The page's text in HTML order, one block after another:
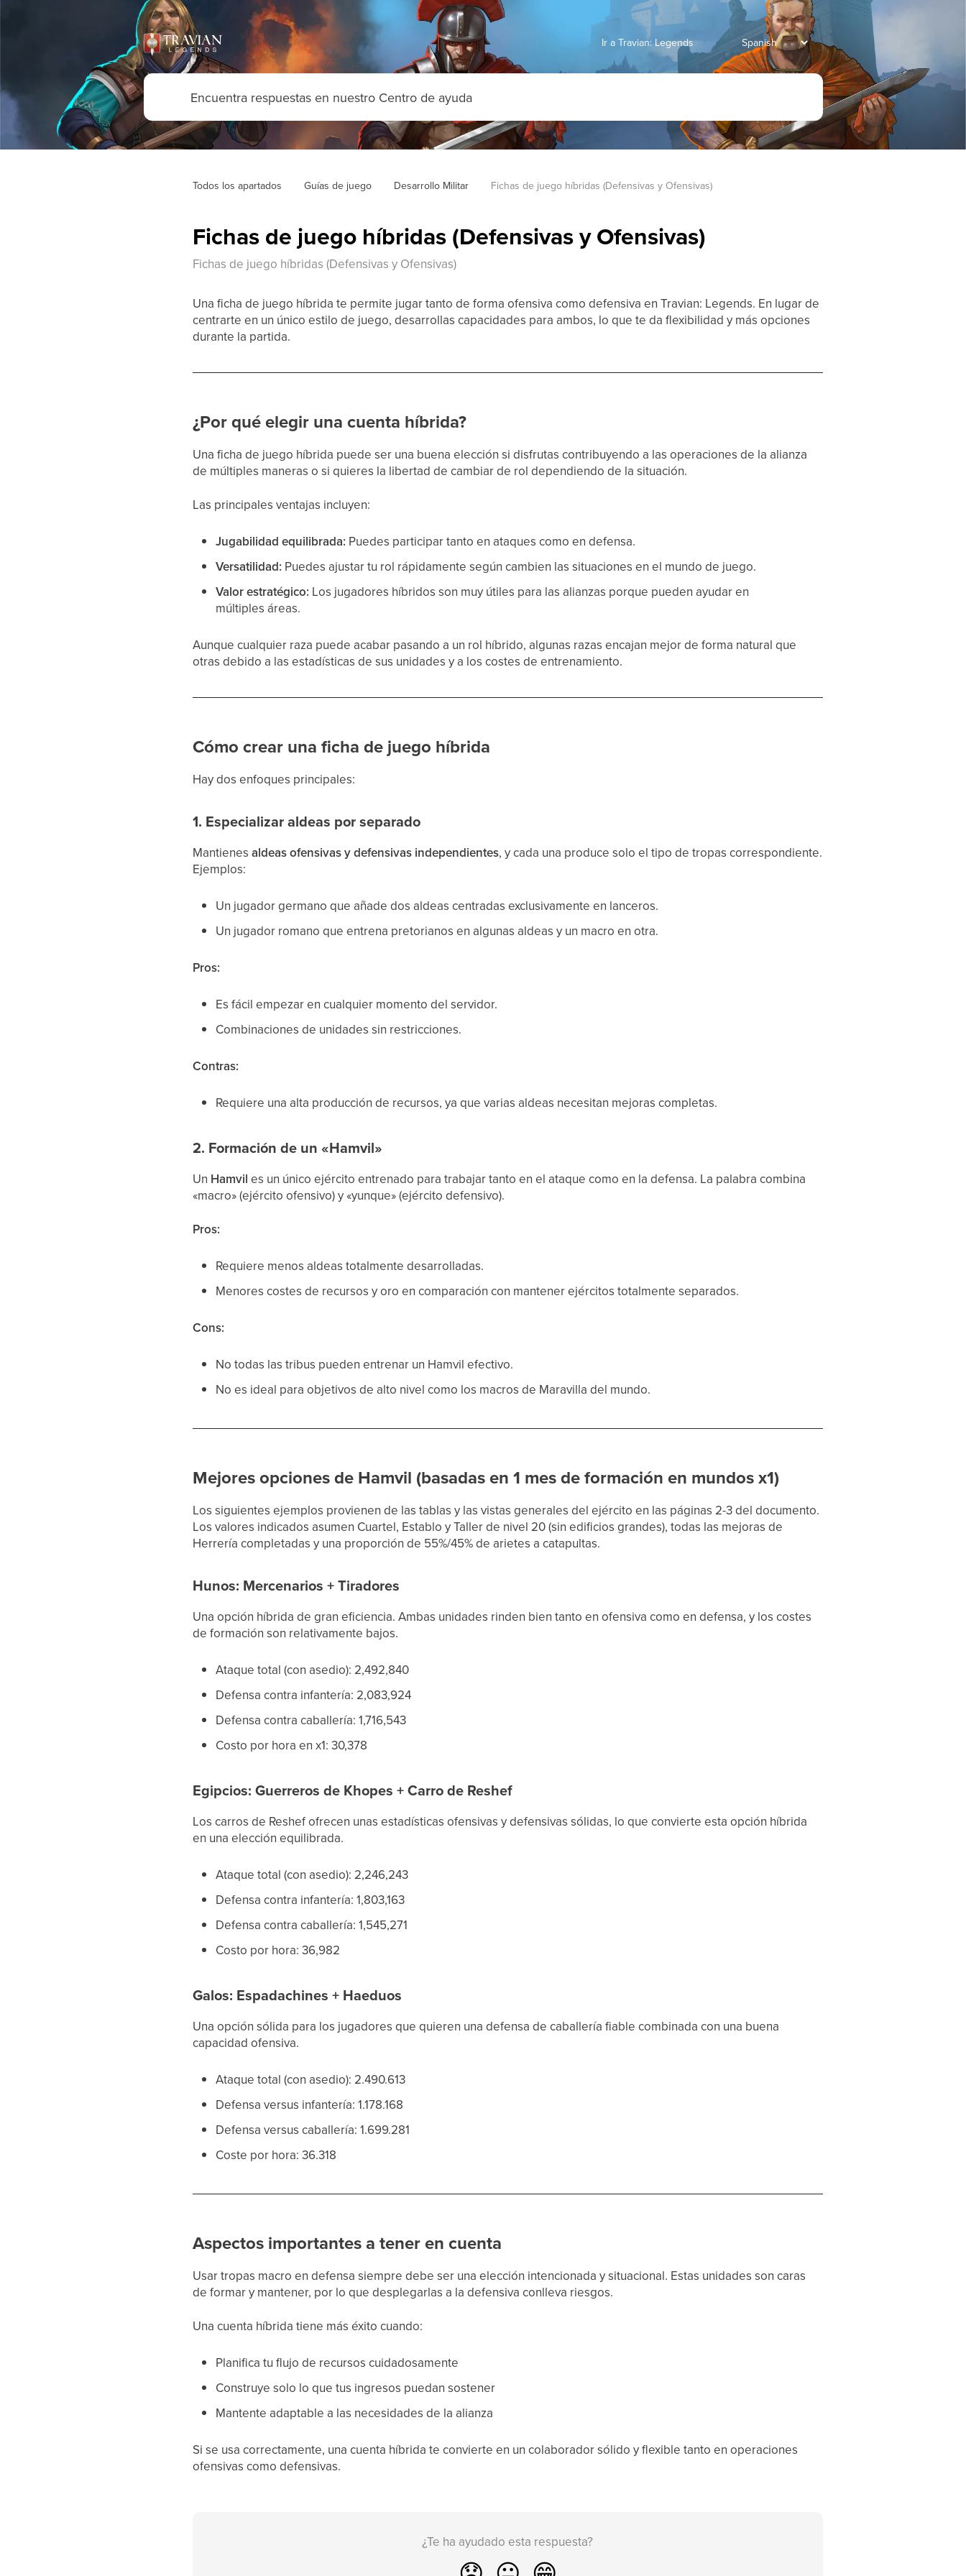
Ir a Travian: Legends
Todos los apartados Guías de juego Desarrollo Militar Fichas de juego híbridas (Defensivas y Ofensivas)
Fichas de juego híbridas (Defensivas y Ofensivas)
Fichas de juego híbridas (Defensivas y Ofensivas)
Una ficha de juego híbrida te permite jugar tanto de forma ofensiva como defensiva en Travian: Legends. En lugar de
centrarte en un único estilo de juego, desarrollas capacidades para ambos, lo que te da flexibilidad y más opciones
durante la partida.
¿Por qué elegir una cuenta híbrida?
Una ficha de juego híbrida puede ser una buena elección si disfrutas contribuyendo a las operaciones de la alianza
de múltiples maneras o si quieres la libertad de cambiar de rol dependiendo de la situación.
Las principales ventajas incluyen:
Jugabilidad equilibrada: Puedes participar tanto en ataques como en defensa.
Versatilidad: Puedes ajustar tu rol rápidamente según cambien las situaciones en el mundo de juego.
Valor estratégico: Los jugadores híbridos son muy útiles para las alianzas porque pueden ayudar en
múltiples áreas.
Aunque cualquier raza puede acabar pasando a un rol híbrido, algunas razas encajan mejor de forma natural que
otras debido a las estadísticas de sus unidades y a los costes de entrenamiento.
Cómo crear una ficha de juego híbrida
Hay dos enfoques principales:
1. Especializar aldeas por separado
Mantienesaldeas ofensivas y defensivas independientes, y cada una produce solo el tipo de tropas correspondiente.
Ejemplos:
Un jugador germano que añade dos aldeas centradas exclusivamente en lanceros.
Un jugador romano que entrena pretorianos en algunas aldeas y un macro en otra.
Pros:
Es fácil empezar en cualquier momento del servidor.
Combinaciones de unidades sin restricciones.
Contras:
Requiere una alta producción de recursos, ya que varias aldeas necesitan mejoras completas.
2. Formación de un «Hamvil»
Un Hamvil es un único ejército entrenado para trabajar tanto en el ataque como en la defensa. La palabra combina
«macro» (ejército ofensivo) y «yunque» (ejército defensivo).
Pros:
Requiere menos aldeas totalmente desarrolladas.
Menores costes de recursos y oro en comparación con mantener ejércitos totalmente separados.
Cons:
No todas las tribus pueden entrenar un Hamvil efectivo.
No es ideal para objetivos de alto nivel como los macros de Maravilla del mundo.
Mejores opciones de Hamvil (basadas en 1 mes de formación en mundos x1)
Los siguientes ejemplos provienen de las tablas y las vistas generales del ejército en las páginas 2-3 del documento.
Los valores indicados asumen Cuartel, Establo y Taller de nivel 20 (sin edificios grandes), todas las mejoras de
Herrería completadas y una proporción de 55%/45% de arietes a catapultas.
Hunos: Mercenarios + Tiradores
Una opción híbrida de gran eficiencia. Ambas unidades rinden bien tanto en ofensiva como en defensa, y los costes
de formación son relativamente bajos.
Ataque total (con asedio): 2,492,840
Defensa contra infantería: 2,083,924
Defensa contra caballería: 1,716,543
Costo por hora en x1: 30,378
Egipcios: Guerreros de Khopes + Carro de Reshef
Los carros de Reshef ofrecen unas estadísticas ofensivas y defensivas sólidas, lo que convierte esta opción híbrida
en una elección equilibrada.
Ataque total (con asedio): 2,246,243
Defensa contra infantería: 1,803,163
Defensa contra caballería: 1,545,271
Costo por hora: 36,982
Galos: Espadachines + Haeduos
Una opción sólida para los jugadores que quieren una defensa de caballería fiable combinada con una buena
capacidad ofensiva.
Ataque total (con asedio): 2.490.613
Defensa versus infantería: 1.178.168
Defensa versus caballería: 1.699.281
Coste por hora: 36.318
Aspectos importantes a tener en cuenta
Usar tropas macro en defensa siempre debe ser una elección intencionada y situacional. Estas unidades son caras
de formar y mantener, por lo que desplegarlas a la defensiva conlleva riesgos.
Una cuenta híbrida tiene más éxito cuando:
Planifica tu flujo de recursos cuidadosamente
Construye solo lo que tus ingresos puedan sostener
Mantente adaptable a las necesidades de la alianza
Si se usa correctamente, una cuenta híbrida te convierte en un colaborador sólido y flexible tanto en operaciones
ofensivas como defensivas.
¿Te ha ayudado esta respuesta?